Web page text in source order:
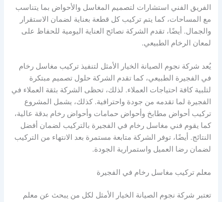
الفريق الفني استشارات لتصميم المغاسل والأحواض بما يتناسب
مع المساحات، كما يتم تركيب كل قطعة بعناية لضمان الاستقرار
والجمال. أيضًا، تقدم الشركة نصائح العناية اليومية للحفاظ على
لمعان الرخام الطبيعي.
يُعد شركة نجوم الصيانة الخيار الأمثل لتنفيذ تركيب مغاسل رخام
في الفجيرة الطبيعي، كما تقدم الشركة حلول تصميم مبتكرة
لتلبية كافة احتياجات العملاء. لذلك، تحظى الشركة بثقة العملاء في
الفجيرة لما تقدمه من جودة واحترافية. كذلك، يشمل المشروع
تركيب أحواض مطابخ وأحواض حمامات وأحواض رخام بدقة عالية،
كما يقوم فني مغاسل رخام في الفجيرة بالتركيب لضمان أفضل
النتائج. أيضًا، توفر الشركة متابعة مستمرة بعد الانتهاء من التركيب
لضمان رضا العميل واستمرارية الجودة.
معلم تركيب مغاسل رخام في الفجيرة
تعتبر شركة نجوم الصيانة الخيار الأمثل لكل من يبحث عن معلم